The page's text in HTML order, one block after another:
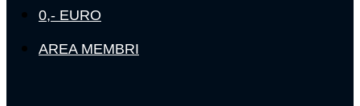
0,- EURO
AREA MEMBRI